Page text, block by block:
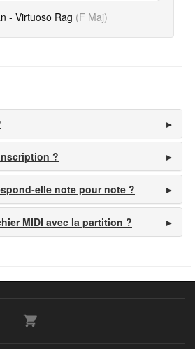
- Virtuoso Rag (F Maj)
?
elle note pour note ?
MIDI avec la partition ?